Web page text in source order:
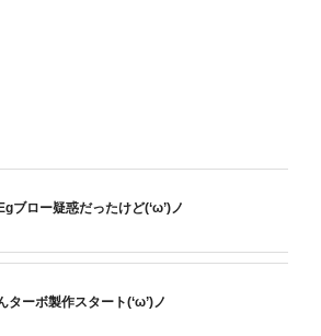
ブロー疑惑だったけど(‘ω’)ノ
ターボ製作スタート(‘ω’)ノ